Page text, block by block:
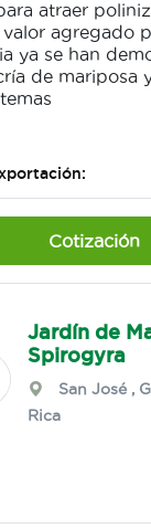
atraer
valor agregado
ya se han
de mariposa
Cotización
Jardín de
Spirogyra
San José ,
Rica